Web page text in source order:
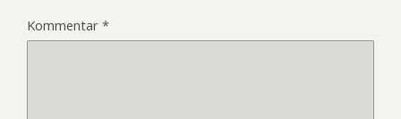
Kommentar *